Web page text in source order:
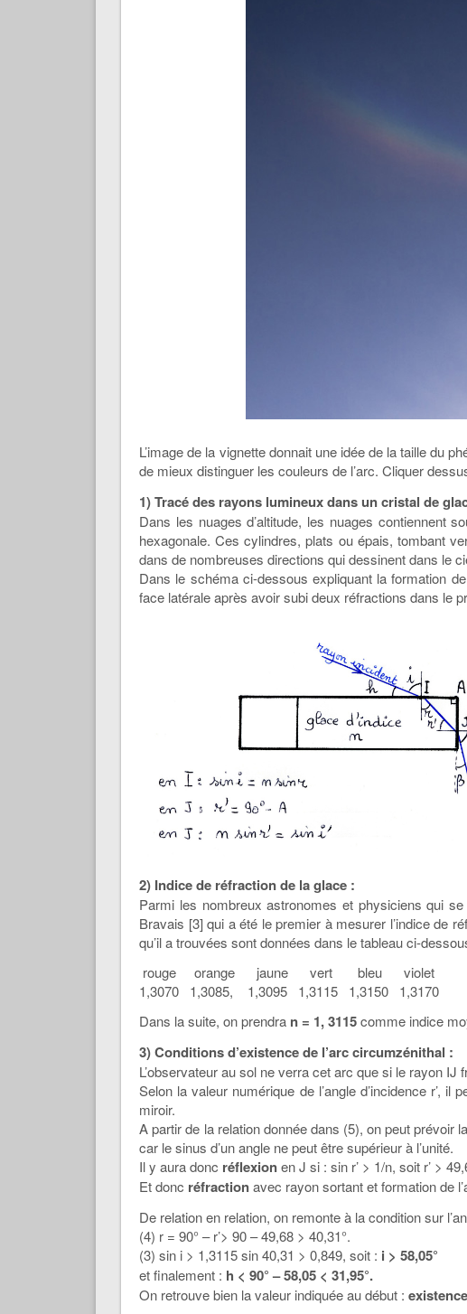
L’image de la vignette donnait une idée de la taille du
de mieux distinguer les couleurs de l’arc. Cliquer
1) Tracé des rayons lumineux dans un cristal de
Dans les nuages d’altitude, les nuages contiennent
hexagonale. Ces cylindres, plats ou épais, tombant
dans de nombreuses directions qui dessinent dans le
Dans le schéma ci-dessous expliquant la formation
face latérale après avoir subi deux réfractions dans le
2) Indice de réfraction de la glace :
Parmi les nombreux astronomes et physiciens qui
Bravais [3] qui a été le premier à mesurer l’indice de
qu’il a trouvées sont données dans le tableau ci-
rouge orange jaune vert bleu violet
1,3070 1,3085, 1,3095 1,3115 1,3150 1,3170
Dans la suite, on prendra n = 1, 3115comme indice
3) Conditions d’existence de l’arc circumzénithal :
L’observateur au sol ne verra cet arc que si le rayon IJ
Selon la valeur numérique de l’angle d’incidence r’,
miroir.
A partir de la relation donnée dans (5), on peut prévoir
car le sinus d’un angle ne peut être supérieur à l’unité.
Il y aura donc réflexionen J si : sin r’ > 1/n, soit r’ >
Et donc réfractionavec rayon sortant et formation de
De relation en relation, on remonte à la condition sur
(4) r = 90° – r’> 90 – 49,68 > 40,31°.
(3) sin i > 1,3115 sin 40,31 > 0,849, soit : i > 58,05°
et finalement : h < 90° – 58,05 < 31,95°.
On retrouve bien la valeur indiquée au début :